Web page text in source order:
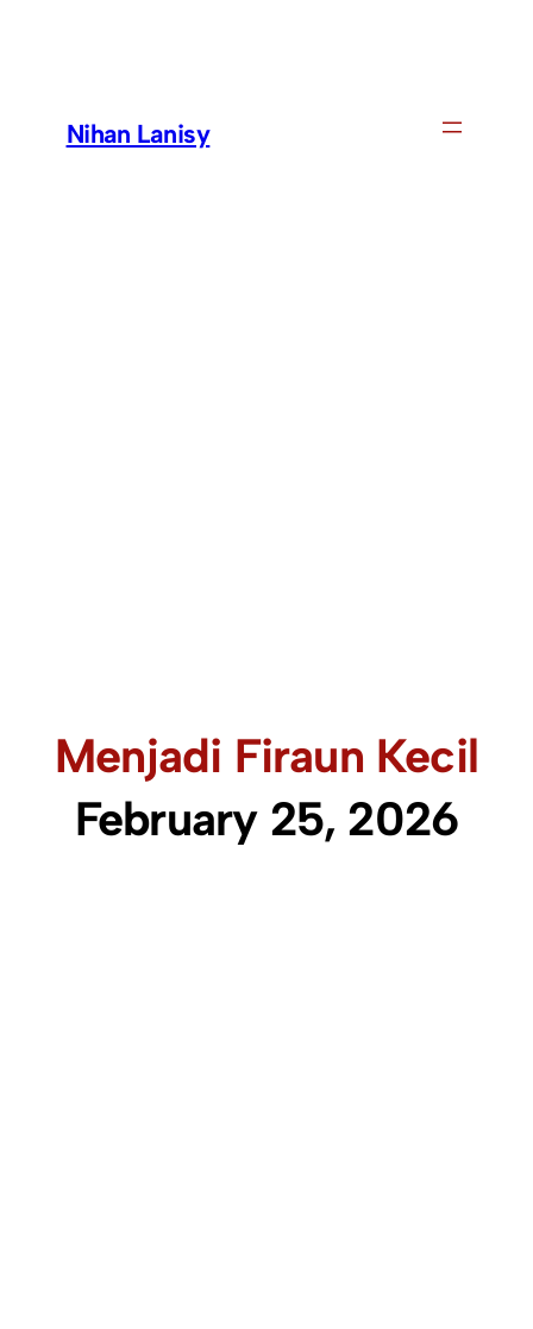
Nihan Lanisy
Menjadi Firaun Kecil
February 25, 2026